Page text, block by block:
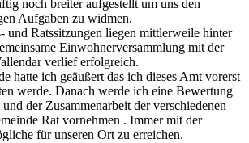
noch breiter aufgestellt um uns den
Aufgaben zu widmen.
und Ratssitzungen liegen mittlerweile hinter
Einwohnerversammlung mit der
verlief erfolgreich.
hatte ich geäußert das ich dieses Amt vorerst
werde. Danach werde ich eine Bewertung
der Zusammenarbeit der verschiedenen
Rat vornehmen . Immer mit der
für unseren Ort zu erreichen.